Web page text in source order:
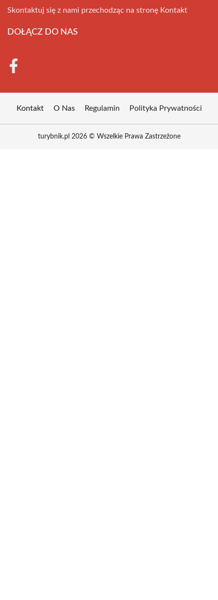
Skontaktuj się z nami przechodząc na stronę Kontakt
DOŁĄCZ DO NAS
Kontakt O Nas Regulamin Polityka Prywatności
turybnik.pl 2026 © Wszelkie Prawa Zastrzeżone